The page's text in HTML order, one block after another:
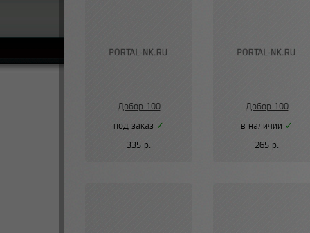
Добор 100
под заказ ✓
335 р.
Добор 100
в наличии ✓
265 р.